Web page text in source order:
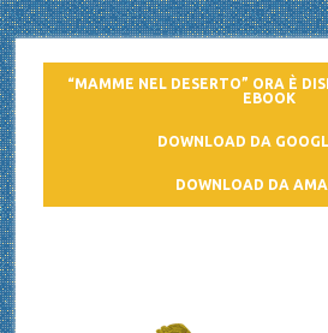
“MAMME NEL DESERTO” ORA È
EBOOK
DOWNLOAD DA
DOWNLOAD DA